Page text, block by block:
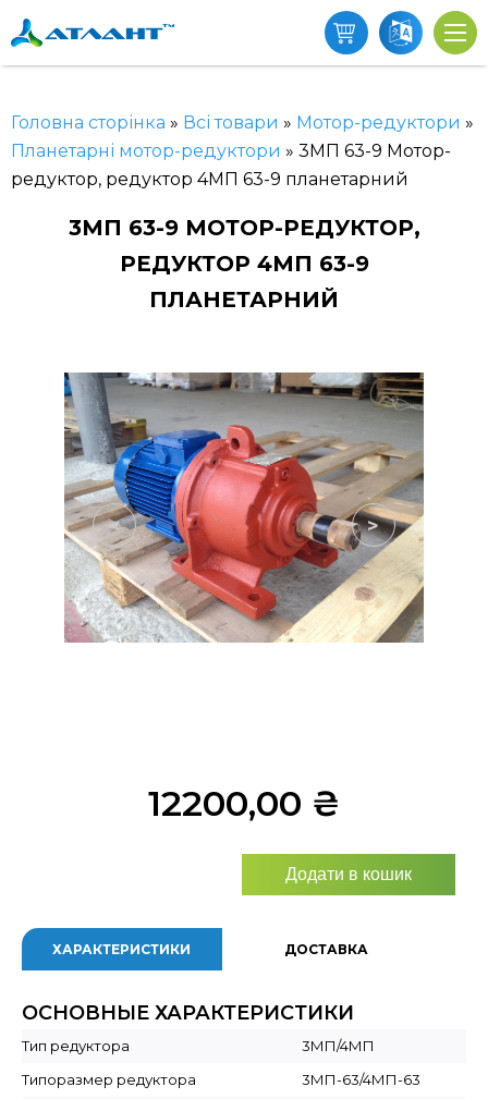
Головна сторінка » Всі товари » Мотор-редуктори »
Планетарні мотор-редуктори » 3МП 63-9 Мотор-
редуктор, редуктор 4МП 63-9 планетарний
3МП 63-9 МОТОР-РЕДУКТОР,
РЕДУКТОР 4МП 63-9
ПЛАНЕТАРНИЙ
< >
12200,00 ₴
Додати в кошик
ХАРАКТЕРИСТИКИ ДОСТАВКА
ОСНОВНЫЕ ХАРАКТЕРИСТИКИ
Тип редуктора
3МП/4МП
Типоразмер редуктора
3МП-63/4МП-63